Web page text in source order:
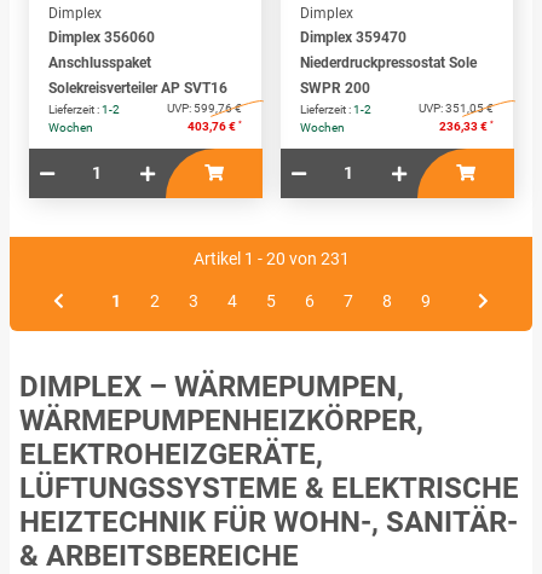
Dimplex
Dimplex 356060
Anschlusspaket
Solekreisverteiler AP SVT16
Lieferzeit :1-2
Wochen
UVP: 599,76 €
403,76 € *
Dimplex
Dimplex 359470
Niederdruckpressostat Sole
SWPR 200
Lieferzeit :1-2
Wochen
UVP:351,05 €
236,33 € *
Artikel 1 - 20 von 231
1 2 3 4 5 6 7 8 9
DIMPLEX – WÄRMEPUMPEN,
WÄRMEPUMPENHEIZKÖRPER,
ELEKTROHEIZGERÄTE,
LÜFTUNGSSYSTEME & ELEKTRISCHE
HEIZTECHNIK FÜR WOHN-, SANITÄR-
& ARBEITSBEREICHE